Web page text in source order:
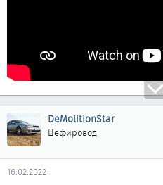
DeMolitionStar
Цефировод
16.02.2022